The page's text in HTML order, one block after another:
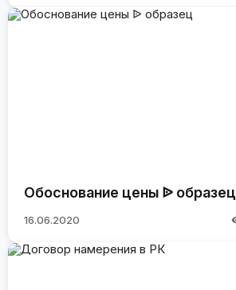
Обоснование цены ᐉ образец
16.06.2020